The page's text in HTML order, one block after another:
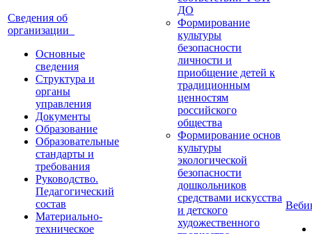
Сведения об
организации
Основные
сведения
Структура и
органы
управления
Документы
Образование
Образовательные
стандарты и
требования
Руководство.
Педагогический
состав
Материально-
техническое
ДО
Формирование
культуры
безопасности
личности и
приобщение детей к
традиционным
ценностям
российского
общества
Формирование основ
культуры
экологической
безопасности
дошкольников
средствами искусства
и детского
художественного